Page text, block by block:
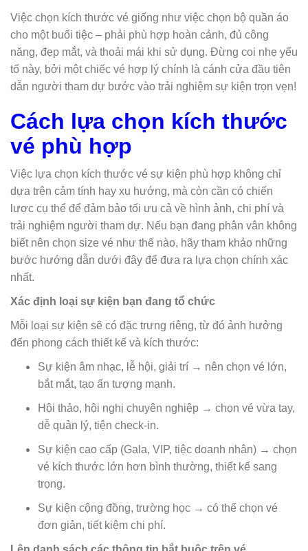
Việc chọn kích thước vé giống như việc chọn bộ quần áo
cho một buổi tiệc – phải phù hợp hoàn cảnh, đủ công
năng, đẹp mắt, và thoải mái khi sử dụng. Đừng coi nhẹ yếu
tố này, bởi một chiếc vé hợp lý chính là cánh cửa đầu tiên
dẫn người tham dự bước vào trải nghiệm sự kiện trọn vẹn!
Cách lựa chọn kích thước
vé phù hợp
Việc lựa chọn kích thước vé sự kiện phù hợp không chỉ
dựa trên cảm tính hay xu hướng, mà còn cần có chiến
lược cụ thể để đảm bảo tối ưu cả về hình ảnh, chi phí và
trải nghiệm người tham dự. Nếu bạn đang phân vân không
biết nên chọn size vé như thế nào, hãy tham khảo những
bước hướng dẫn dưới đây để đưa ra lựa chọn chính xác
nhất.
Xác định loại sự kiện bạn đang tổ chức
Mỗi loại sự kiện sẽ có đặc trưng riêng, từ đó ảnh hưởng
đến phong cách thiết kế và kích thước:
Sự kiện âm nhạc, lễ hội, giải trí → nên chọn vé lớn,
bắt mắt, tạo ấn tượng mạnh.
Hội thảo, hội nghị chuyên nghiệp → chọn vé vừa tay,
dễ quản lý, tiện check-in.
Sự kiện cao cấp (Gala, VIP, tiệc doanh nhân) → chọn
vé kích thước lớn hơn bình thường, thiết kế sang
trọng.
Sự kiện cộng đồng, trường học → có thể chọn vé
đơn giản, tiết kiệm chi phí.